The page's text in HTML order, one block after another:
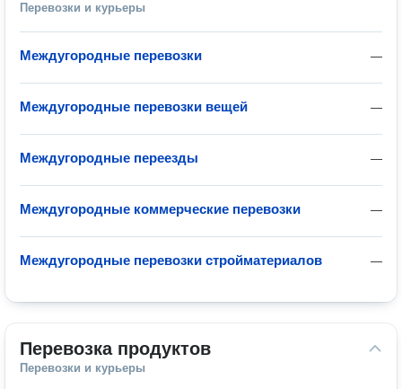
Перевозки и курьеры
—
Междугородные перевозки
—
Междугородные перевозки вещей
—
Междугородные переезды
—
Междугородные коммерческие перевозки
—
Междугородные перевозки стройматериалов
Перевозка продуктов
Перевозки и курьеры